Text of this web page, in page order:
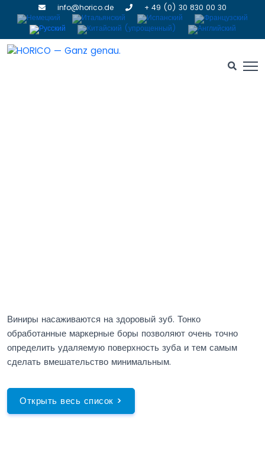
info@horico.de + 49 (0) 30 830 00 30
Виниры насаживаются на здоровый зуб. Тонко
обработанные маркерные боры позволяют очень точно
определить удаляемую поверхность зуба и тем самым
сделать вмешательство минимальным.
Открыть весь список >